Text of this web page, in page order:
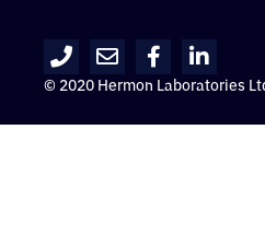
© 2020 Hermon Laboratories